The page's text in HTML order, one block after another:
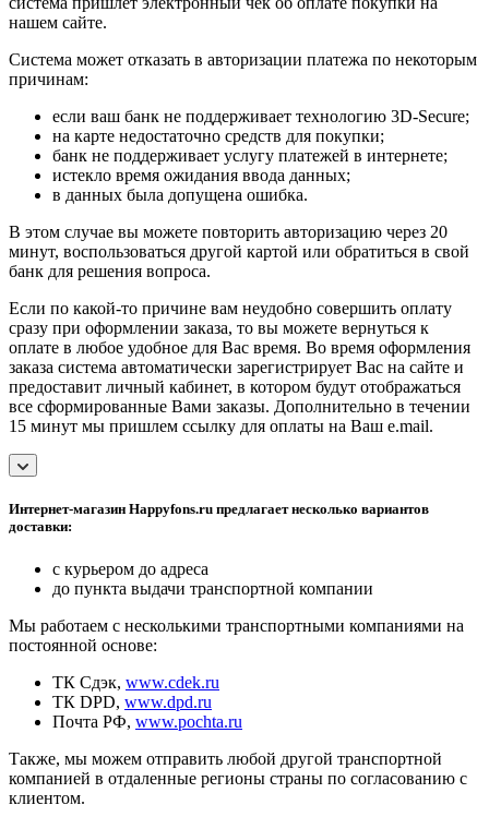
нашем сайте.
Система может отказать в авторизации платежа по некоторым
причинам:
если ваш банк не поддерживает технологию 3D-Secure;
на карте недостаточно средств для покупки;
банк не поддерживает услугу платежей в интернете;
истекло время ожидания ввода данных;
в данных была допущена ошибка.
В этом случае вы можете повторить авторизацию через 20
минут, воспользоваться другой картой или обратиться в свой
банк для решения вопроса.
Если по какой-то причине вам неудобно совершить оплату
сразу при оформлении заказа, то вы можете вернуться к
оплате в любое удобное для Вас время. Во время оформления
заказа система автоматически зарегистрирует Вас на сайте и
предоставит личный кабинет, в котором будут отображаться
все сформированные Вами заказы. Дополнительно в течении
15 минут мы пришлем ссылку для оплаты на Ваш e.mail.
Интернет-магазин Happyfons.ru предлагает несколько вариантов
доставки:
с курьером до адреса
до пункта выдачи транспортной компании
Мы работаем с несколькими транспортными компаниями на
постоянной основе:
ТК Сдэк, www.cdek.ru
ТК DPD, www.dpd.ru
Почта РФ, www.pochta.ru
Также, мы можем отправить любой другой транспортной
компанией в отдаленные регионы страны по согласованию с
клиентом.